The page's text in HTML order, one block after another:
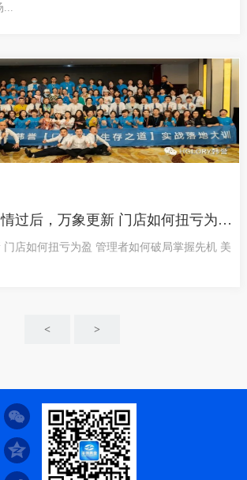
（海纳美业）疫情过后，万象更新 门店如何扭亏为盈 管理者如何破局掌握先机 美业发展之路在何方
店如何扭亏为盈 管理者如何破局掌握先机 美
< >